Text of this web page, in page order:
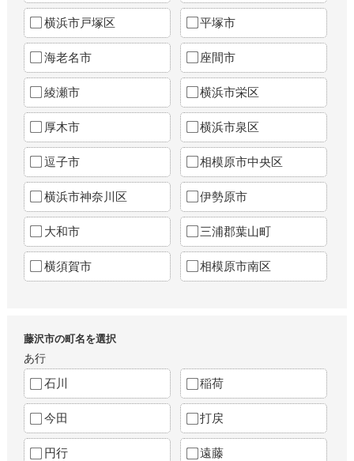
横浜市戸塚区 平塚市
海老名市 座間市
綾瀬市 横浜市栄区
厚木市 横浜市泉区
逗子市 相模原市中央区
横浜市神奈川区 伊勢原市
大和市 三浦郡葉山町
横須賀市 相模原市南区
藤沢市の町名を選択
あ行
石川 稲荷
今田 打戻
円行 遠藤